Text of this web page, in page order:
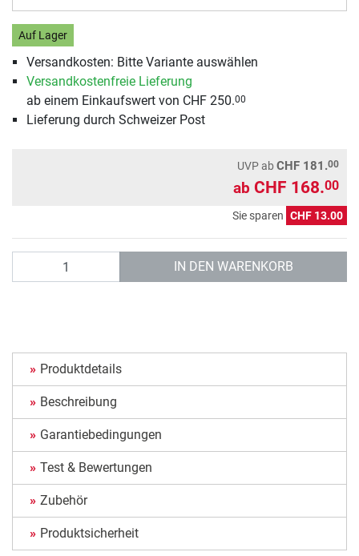
Auf Lager
Versandkosten: Bitte Variante auswählen
Versandkostenfreie Lieferung
ab einem Einkaufswert von CHF 250.00
Lieferung durch Schweizer Post
UVPab CHF 181.00
ab CHF 168.00
Sie sparen CHF 13.00
IN DEN WARENKORB
Produktdetails
Beschreibung
Garantiebedingungen
Test & Bewertungen
Zubehör
Produktsicherheit